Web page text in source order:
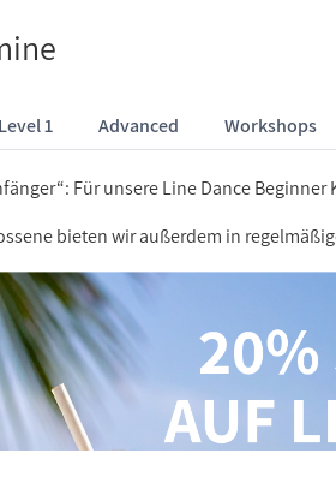
Level 1 Advanced Workshops
Für unsere Line Dance Beginner
bieten wir außerdem in